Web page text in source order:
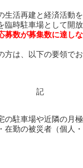
生活再建と経済活動を
臨時駐車場として開放
募数が募集数に達しな
方は、以下の要領でお
の駐車場や近隣の月極
勤の被災者（個人・